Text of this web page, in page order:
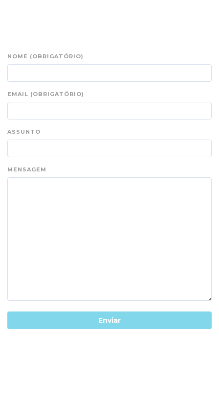
NOME (OBRIGATÓRIO)
EMAIL (OBRIGATÓRIO)
ASSUNTO
MENSAGEM